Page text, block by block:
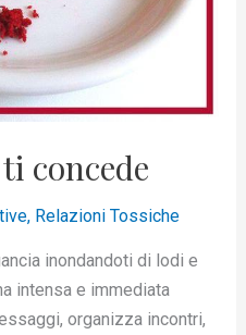
concede
, Relazioni Tossiche
inondandoti di lodi e
intensa e immediata
organizza incontri,